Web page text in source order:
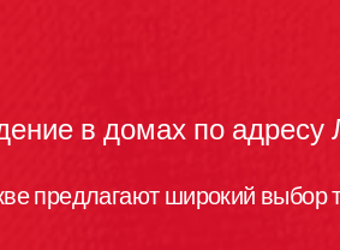
в домах по адресу
предлагают широкий выбор